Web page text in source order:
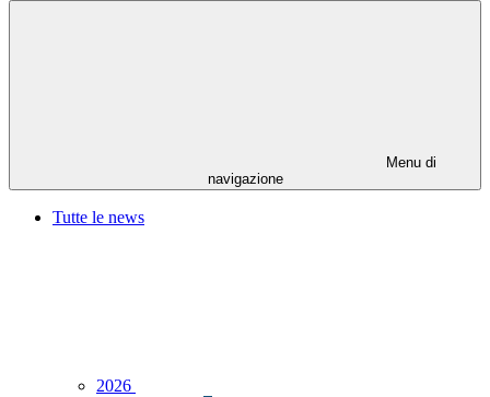
Menu di
navigazione
Tutte le news
2026